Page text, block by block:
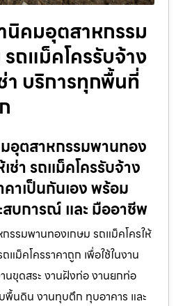
นิคมอุตสาหกรรม
ถแม็คโครรับจ้าง
า บริการทุกพื้นที่
มอุตสาหกรรมพานทอง
ช่า รถแม็คโครรับจ้าง
คาเป็นกันเอง พร้อม
บการณ์ และ มืออาชีพ
รรมพานทองเกษม รถแม็คโครให้
แม็คโครราคาถูก เพื่อใช้ในงาน
นขุดสระ งานฝังท่อ งานยกท่อ
พื้นดิน งานทุบตึก ทุบอาคาร และ